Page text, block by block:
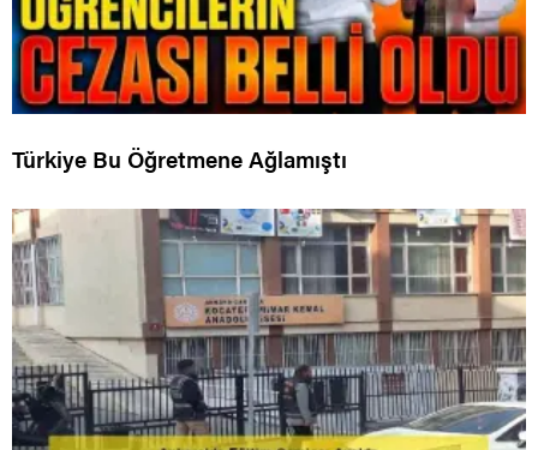
Türkiye Bu Öğretmene Ağlamıştı